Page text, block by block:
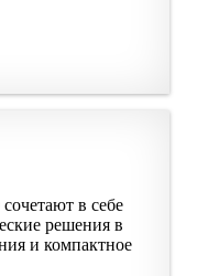
в себе
решения в
и компактное